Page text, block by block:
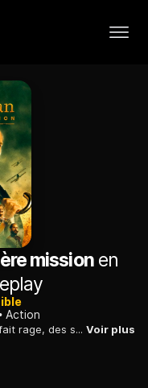
missionen
Action
Alors que la Première Guerre mondiale fait rage, des super espions se réunissent au sein d'une agence de renseignements pour affronter les tyrans de l'époque. Voir plus